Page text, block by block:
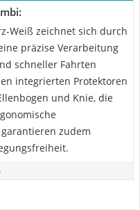
Weiß zeichnet sich durch
präzise Verarbeitung
schneller Fahrten
integrierten Protektoren
und Knie, die
zudem